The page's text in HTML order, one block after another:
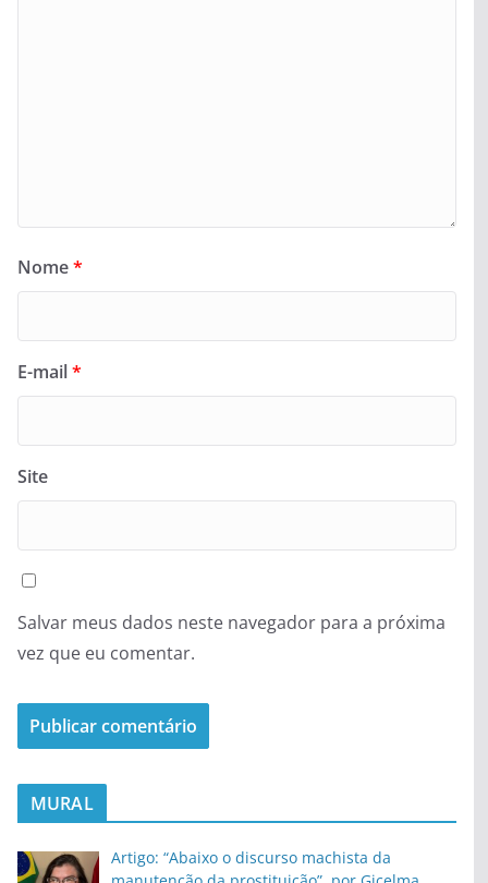
Nome*
E-mail*
Site
Salvar meus dados neste navegador para a próxima
vez que eu comentar.
MURAL
Artigo: “Abaixo o discurso machista da